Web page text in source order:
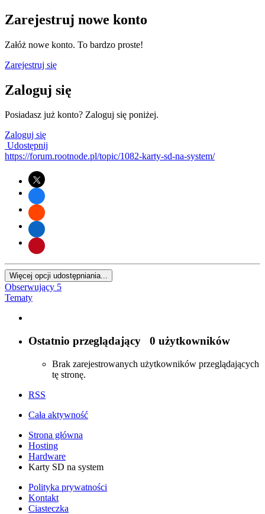
Zarejestruj nowe konto
Załóż nowe konto. To bardzo proste!
Zarejestruj się
Zaloguj się
Posiadasz już konto? Zaloguj się poniżej.
Zaloguj się
Udostępnij
https://forum.rootnode.pl/topic/1082-karty-sd-na-system/
Więcej opcji udostępniania...
Obserwujący 5
Tematy
Ostatnio przeglądający 0 użytkowników
Brak zarejestrowanych użytkowników przeglądających
tę stronę.
RSS
Cała aktywność
Strona główna
Hosting
Hardware
Karty SD na system
Polityka prywatności
Kontakt
Ciasteczka